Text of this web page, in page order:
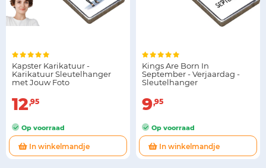
Kapster Karikatuur -
Karikatuur Sleutelhanger
met Jouw Foto
12 95
Op voorraad
In winkelmandje
Kings Are Born In
September - Verjaardag -
Sleutelhanger
9 95
Op voorraad
In winkelmandje